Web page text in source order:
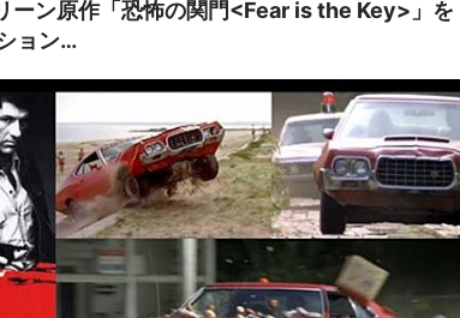
ーン原作「恐怖の関門<Fear is the Key>」を
ョン…